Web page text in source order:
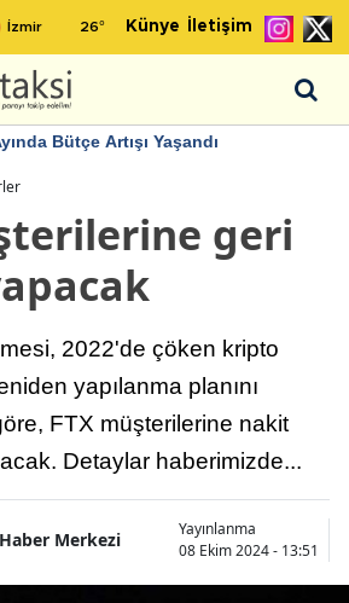
26° Künye İletişim
Bütçe Artışı Yaşandı
geri
2022'de çöken kripto
yapılanma planını
FTX müşterilerine nakit
Detaylar haberimizde...
Merkezi
Yayınlanma
08 Ekim 2024 - 13:51